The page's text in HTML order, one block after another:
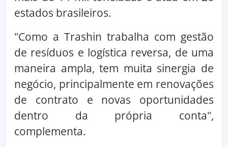
estados brasileiros.
"Como a Trashin trabalha com gestão
de resíduos e logística reversa, de uma
maneira ampla, tem muita sinergia de
negócio, principalmente em renovações
de contrato e novas oportunidades
dentro da própria conta",
complementa.